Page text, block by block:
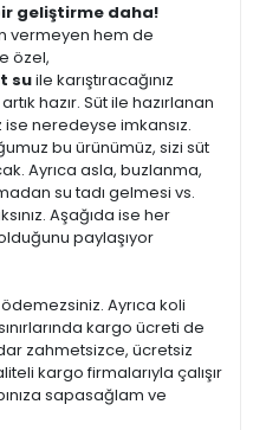
geliştirme daha!
vermeyen hem de
özel,
suile karıştıracağınız
hazır. Süt ile hazırlanan
neredeyse imkansız.
bu ürünümüz, sizi süt
Ayrıca asla, buzlanma,
su tadı gelmesi vs.
Aşağıda ise her
paylaşıyor
Ayrıca koli
kargo ücreti de
zahmetsizce, ücretsiz
kargo firmalarıyla çalışır
sapasağlam ve